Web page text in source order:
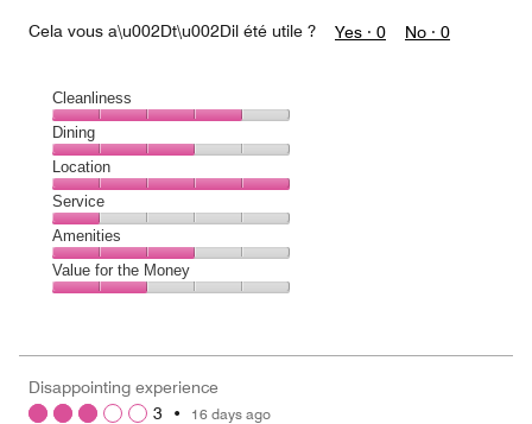
Cela vous a\u002Dt\u002Dil été utile ? Yes · 0 No · 0
Cleanliness
Cleanliness,
4
out
of
5
Dining
Dining,
3
out
of
5
Location
Location,
5
out
of
5
Service
Service,
1
out
Amenities
Amenities,
3
5
Value for the Money
2
out
Disappointing experience
3 • 16 days ago